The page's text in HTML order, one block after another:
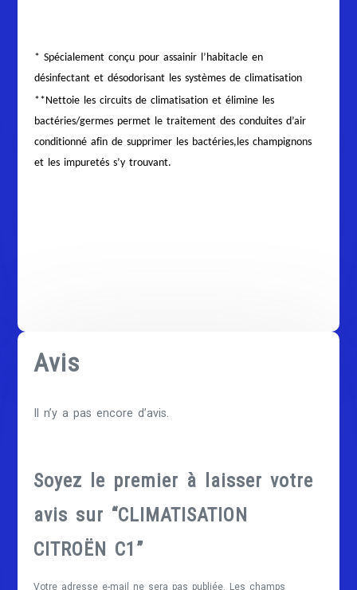
* Spécialement conçu pour assainir l’habitacle en
désinfectant et désodorisant les systèmes de climatisation
**Nettoie les circuits de climatisation et élimine les
bactéries/germes permet le traitement des conduites d’air
conditionné afin de supprimer les bactéries,les champignons
et les impuretés s’y trouvant.
Avis
Il n’y a pas encore d’avis.
Soyez le premier à laisser votre
avis sur “CLIMATISATION
CITROËN C1”
Votre adresse e-mail ne sera pas publiée. Les champs